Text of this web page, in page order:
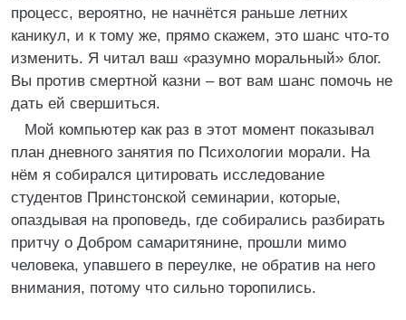
процесс, вероятно, не начнётся раньше летних
каникул, и к тому же, прямо скажем, это шанс что-то
изменить. Я читал ваш «разумно моральный» блог.
Вы против смертной казни – вот вам шанс помочь не
дать ей свершиться.
Мой компьютер как раз в этот момент показывал
план дневного занятия по Психологии морали. На
нём я собирался цитировать исследование
студентов Принстонской семинарии, которые,
опаздывая на проповедь, где собирались разбирать
притчу о Добром самаритянине, прошли мимо
человека, упавшего в переулке, не обратив на него
внимания, потому что сильно торопились.